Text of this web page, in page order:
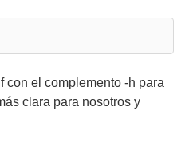
con el complemento -h para
clara para nosotros y